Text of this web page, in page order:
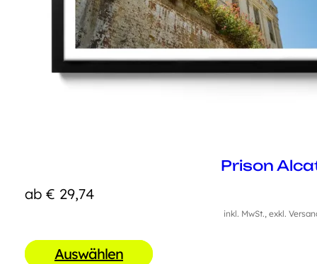
Prison
ab € 29,74
inkl. MwSt., exkl.
Auswählen